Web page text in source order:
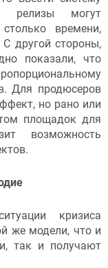
релизы могут
времени,
другой стороны,
показали, что
Для продюсеров
но рано или
площадок для
возможность
кризиса
же модели, что и
так и получают